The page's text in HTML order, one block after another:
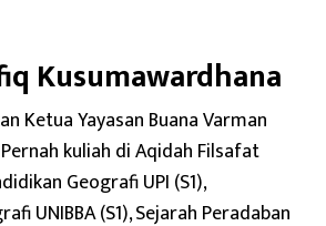
Kusumawardhana
Ketua Yayasan Buana Varman
Pernah kuliah di Aqidah Filsafat
Geografi UPI (S1),
UNIBBA (S1), Sejarah Peradaban